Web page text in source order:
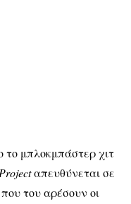
το μπλοκμπάστερ χιτ
απευθύνεται σε
του αρέσουν οι